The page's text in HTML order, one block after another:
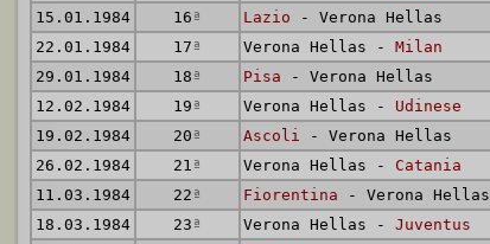
15.01.1984
16 ª Lazio - Verona Hellas
22.01.1984
17 ª Verona Hellas - Milan
29.01.1984
18 ª Pisa - Verona Hellas
12.02.1984
19 ª Verona Hellas - Udinese
19.02.1984
20 ª Ascoli - Verona Hellas
26.02.1984
21 ª Verona Hellas - Catania
11.03.1984
22 ª Fiorentina - Verona Hellas
18.03.1984
23 ª Verona Hellas - Juventus